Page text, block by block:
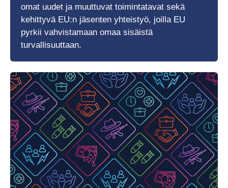
omat uudet ja muuttuvat toimintatavat sekä
kehittyvä EU:n jäsenten yhteistyö, joilla EU
pyrkii vahvistamaan omaa sisäistä
turvallisuuttaan.